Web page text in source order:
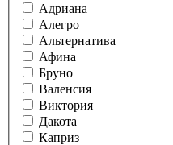
Адриана
Алегро
Альтернатива
Афина
Бруно
Валенсия
Виктория
Дакота
Каприз